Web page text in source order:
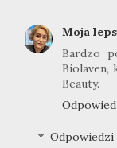
Moja
Bardzo
Biolaven,
Beauty.
Odpowiedzi